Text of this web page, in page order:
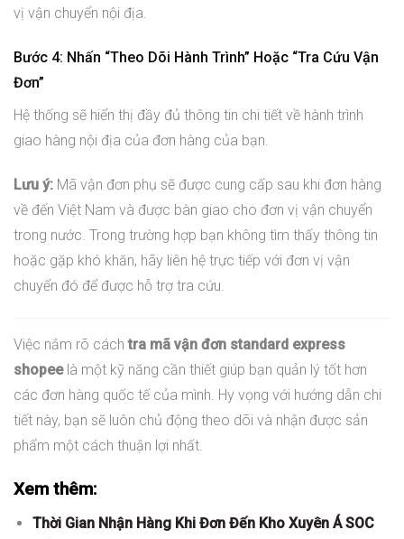
vị vận chuyển nội địa.
Bước 4: Nhấn “Theo Dõi Hành Trình” Hoặc “Tra Cứu Vận
Đơn”
Hệ thống sẽ hiển thị đầy đủ thông tin chi tiết về hành trình
giao hàng nội địa của đơn hàng của bạn.
Lưu ý: Mã vận đơn phụ sẽ được cung cấp sau khi đơn hàng
về đến Việt Nam và được bàn giao cho đơn vị vận chuyển
trong nước. Trong trường hợp bạn không tìm thấy thông tin
hoặc gặp khó khăn, hãy liên hệ trực tiếp với đơn vị vận
chuyển đó để được hỗ trợ tra cứu.
Việc nắm rõ cáchtra mã vận đơn standard express
shopeelà một kỹ năng cần thiết giúp bạn quản lý tốt hơn
các đơn hàng quốc tế của mình. Hy vọng với hướng dẫn chi
tiết này, bạn sẽ luôn chủ động theo dõi và nhận được sản
phẩm một cách thuận lợi nhất.
Xem thêm:
Thời Gian Nhận Hàng Khi Đơn Đến Kho Xuyên Á SOC